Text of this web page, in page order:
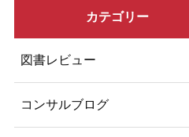
カテゴリー
図書レビュー
コンサルブログ